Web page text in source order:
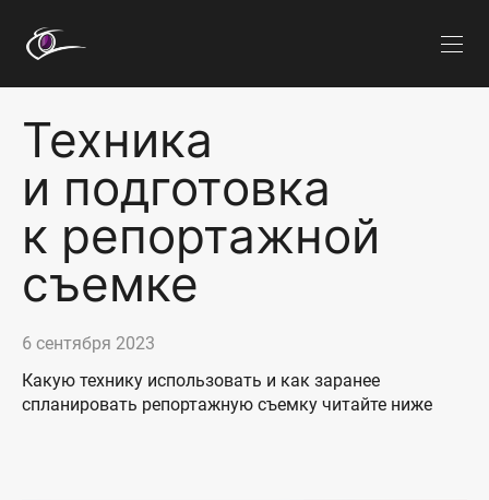
Техника
и подготовка
к репортажной
съемке
6 сентября 2023
Какую технику использовать и как заранее
спланировать репортажную съемку читайте ниже